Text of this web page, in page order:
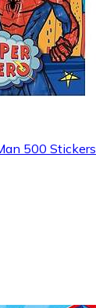
500 Stickers